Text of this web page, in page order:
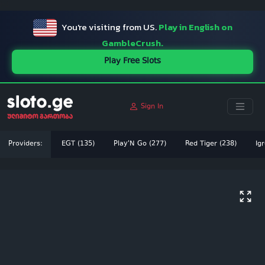
You're visiting from US.Play in English on
GambleCrush.
Play Free Slots
Sign In
Providers: EGT (135) Play'N Go (277) Red Tiger (238)